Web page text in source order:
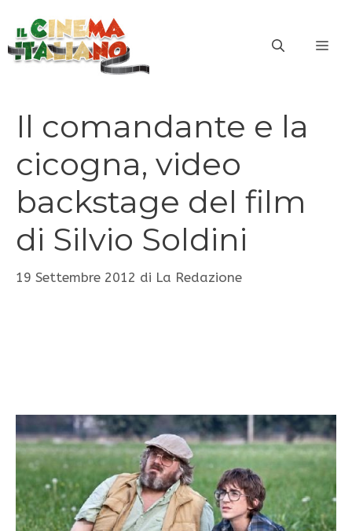
contenuto
Il comandante e la
cicogna, video
backstage del film
di Silvio Soldini
19 Settembre 2012 di La Redazione